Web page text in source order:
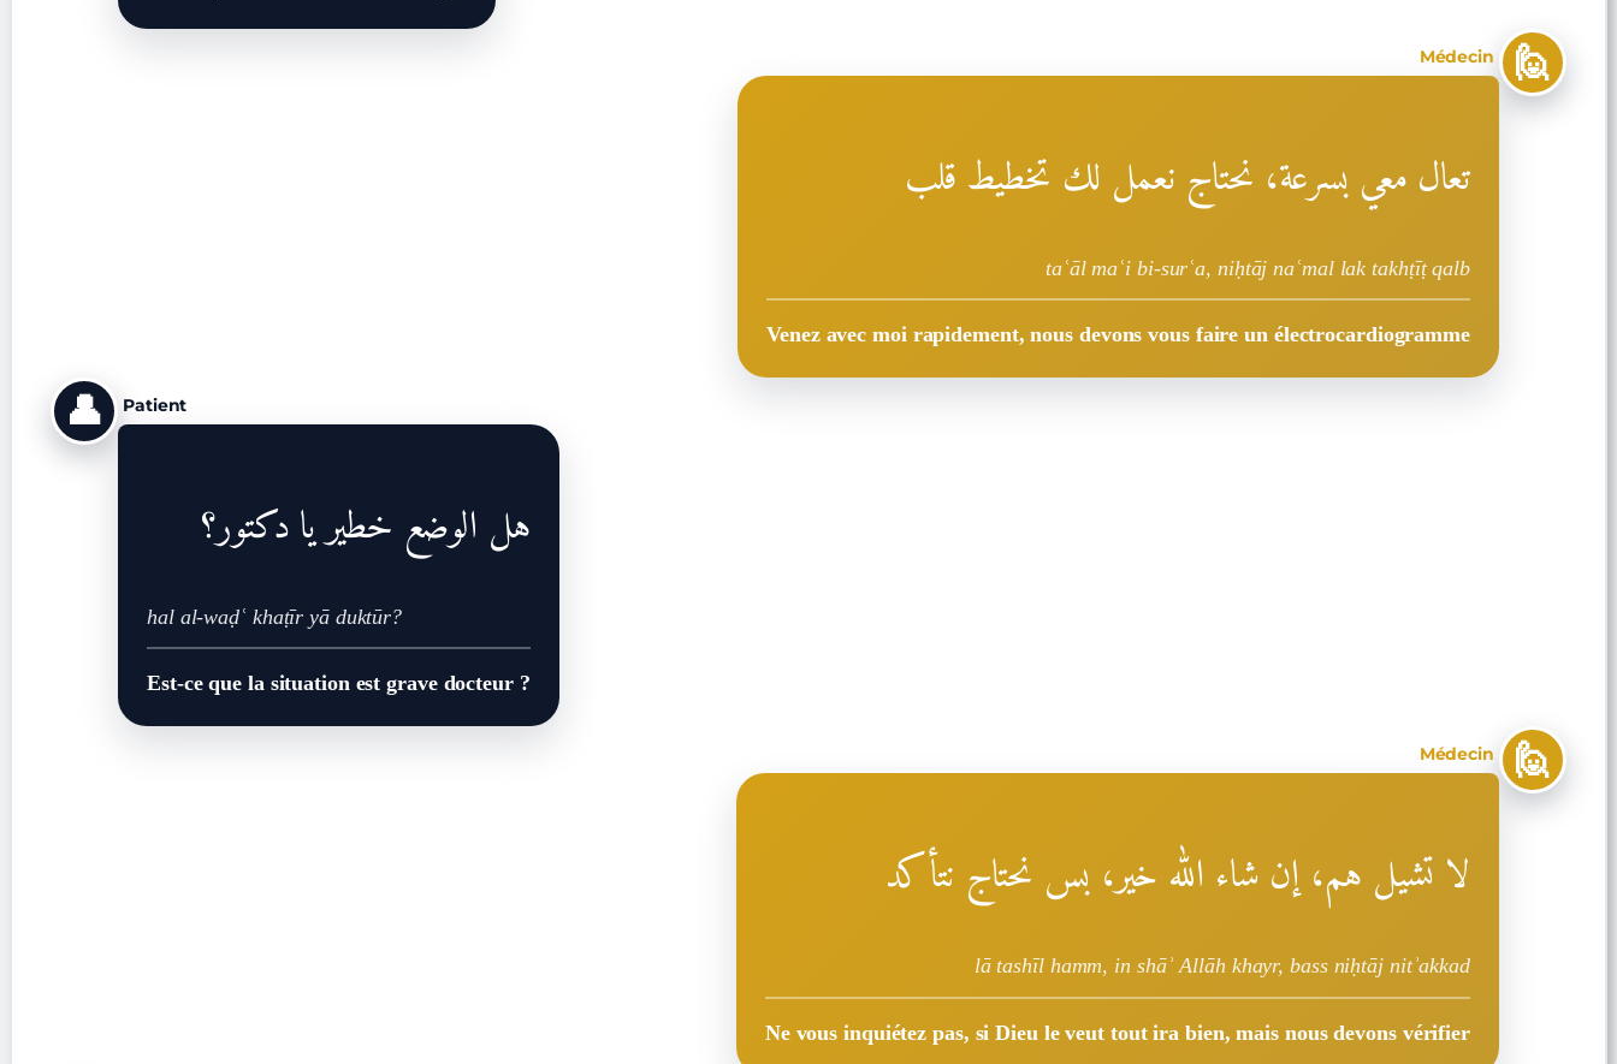
🙋
Médecin
تعال معي بسرعة، نحتاج نعمل لك تخطيط قلب
taʿāl maʿi bi-surʿa, niḥtāj naʿmal lak takhṭīṭ qalb
Venez avec moi rapidement, nous devons vous faire un électrocardiogramme
👤 Patient
هل الوضع خطير يا دكتور؟
hal al-waḍʿ khaṭīr yā duktūr?
Est-ce que la situation est grave docteur ?
🙋
Médecin
لا تشيل هم، إن شاء الله خير، بس نحتاج نتأكد
lā tashīl hamm, in shāʾ Allāh khayr, bass niḥtāj nitʾakkad
Ne vous inquiétez pas, si Dieu le veut tout ira bien, mais nous devons vérifier